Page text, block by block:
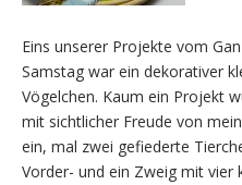
Eins unserer Projekte vom
Samstag war ein dekorativer
Vögelchen. Kaum ein Projekt
mit sichtlicher Freude von
ein, mal zwei gefiederte
Vorder- und ein Zweig mit vier